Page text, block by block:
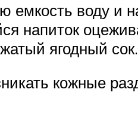
емкость воду и
напиток
ягодный сок.
кожные